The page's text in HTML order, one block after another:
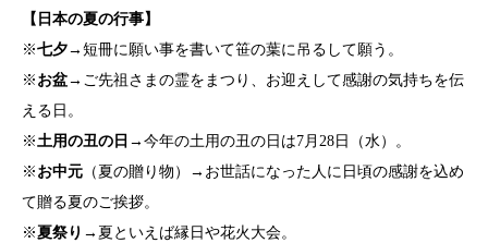
【日本の夏の行事】
※七夕→短冊に願い事を書いて笹の葉に吊るして願う。
※ お盆→ご先祖さまの霊をまつり、お迎えして感謝の気持ちを伝
える日。
※土用の丑の日 →今年の土用の丑の日は7月28日（水）。
※ お中元 （夏の贈り物）→お世話になった人に日頃の感謝を込め
て贈る夏のご挨拶。
※夏祭り →夏といえば縁日や花火大会。